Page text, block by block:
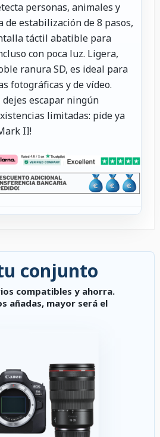
personas, animales y
de estabilización de 8 pasos,
táctil abatible para
con poca luz. Ligera,
ranura SD, es ideal para
fotográficas y de vídeo.
dejes escapar ningún
limitadas: pide ya
II!
conjunto
compatibles y ahorra.
añadas, mayor será el